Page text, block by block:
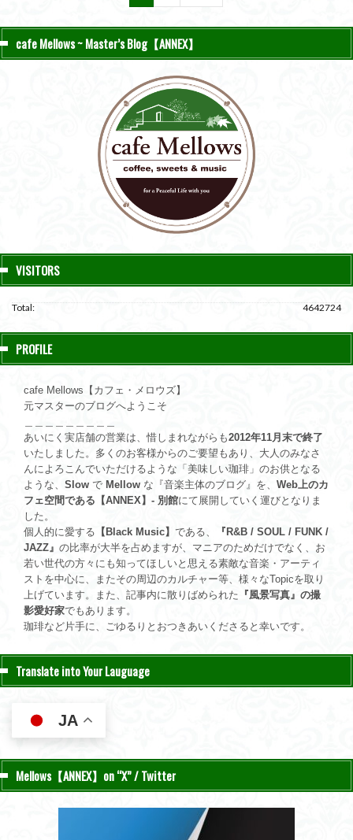
cafe Mellows ~ Master’s Blog【ANNEX】
VISITORS
4642724
Total:
PROFILE
cafe Mellows【カフェ・メロウズ】
元マスターのブログへようこそ
あいにく実店舗の営業は、惜しまれながらも2012年11月末で終了
いたしました。多くのお客様からのご要望もあり、大人のみなさ
んによろこんでいただけるような「美味しい珈琲」のお供となる
ような、 Slow で Mellow な『音楽主体のブログ』を、 Web上のカ
フェ空間である【ANNEX】- 別館にて展開していく運びとなりま
した。
個人的に愛する 【Black Music】 である、
『R&B / SOUL / FUNK /
JAZZ』 の比率が大半を占めますが、マニアのためだけでなく、お
若い世代の方々にも知ってほしいと思える素敵な音楽・アーティ
ストを中心に、またその周辺のカルチャー等、様々なTopicを取り
上げています。また、記事内に散りばめられた 『風景写真』の撮
影愛好家でもあります。
珈琲など片手に、ごゆるりとおつきあいくださると幸いです。
Translate into Your Lauguage
JA
Mellows【ANNEX】on “X” / Twitter